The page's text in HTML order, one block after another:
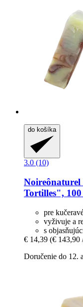
do košíka
3.0 (10)
Noireônaturel
Tortilles", 100
pre
vyživuje a
s
€ 14,39 (€ 143,90
Doručenie do 12.